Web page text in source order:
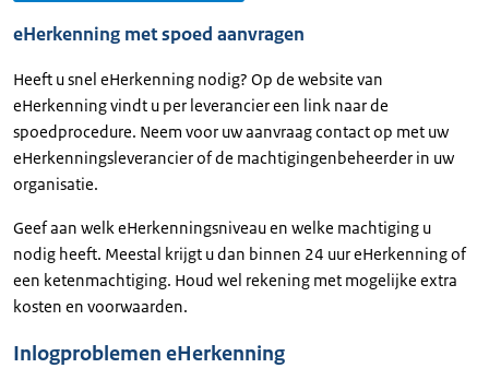
eHerkenning met spoed aanvragen
Heeft u snel eHerkenning nodig? Op de website van
eHerkenning vindt u per leverancier een link naar de
spoedprocedure. Neem voor uw aanvraag contact op met uw
eHerkenningsleverancier of de machtigingenbeheerder in uw
organisatie.
Geef aan welk eHerkenningsniveau en welke machtiging u
nodig heeft. Meestal krijgt u dan binnen 24 uur eHerkenning of
een ketenmachtiging. Houd wel rekening met mogelijke extra
kosten en voorwaarden.
Inlogproblemen eHerkenning